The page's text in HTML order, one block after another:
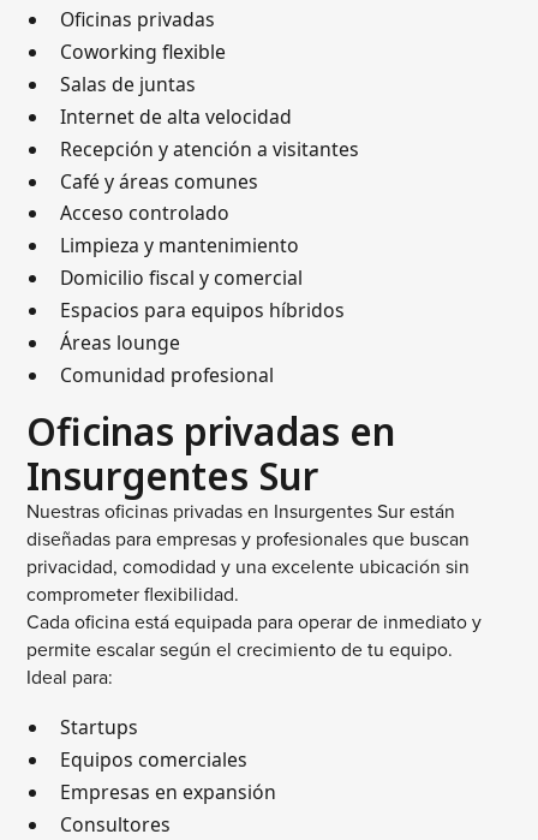
Oficinas privadas
Coworking flexible
Salas de juntas
Internet de alta velocidad
Recepción y atención a visitantes
Café y áreas comunes
Acceso controlado
Limpieza y mantenimiento
Domicilio fiscal y comercial
Espacios para equipos híbridos
Áreas lounge
Comunidad profesional
Oficinas privadas en
Insurgentes Sur
Nuestras oficinas privadas en Insurgentes Sur están
diseñadas para empresas y profesionales que buscan
privacidad, comodidad y una excelente ubicación sin
comprometer flexibilidad.
Cada oficina está equipada para operar de inmediato y
permite escalar según el crecimiento de tu equipo.
Ideal para:
Startups
Equipos comerciales
Empresas en expansión
Consultores